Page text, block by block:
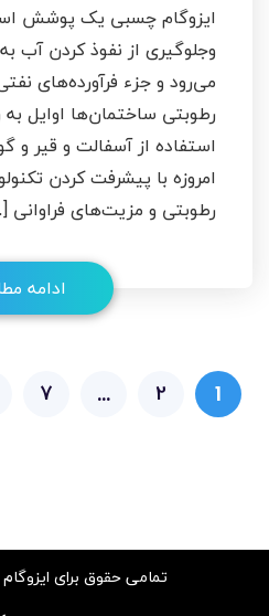
ایزوگام چسبی یک پوشش
وجلوگیری از نفوذ کردن آب
می‌رود و جزء فرآورده‌های
رطوبتی ساختمان‌ها اوایل
استفاده از آسفالت و قیر
امروزه با پیشرفت کردن
رطوبتی و مزیت‌های
ادامه
1
2
…
7
تمامی حقوق برای